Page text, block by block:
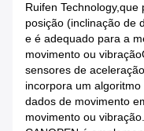
Ruifen
posição (inclinação de
e é adequado para a
movimento ou
sensores de
incorpora um
dados de movimento
movimento ou